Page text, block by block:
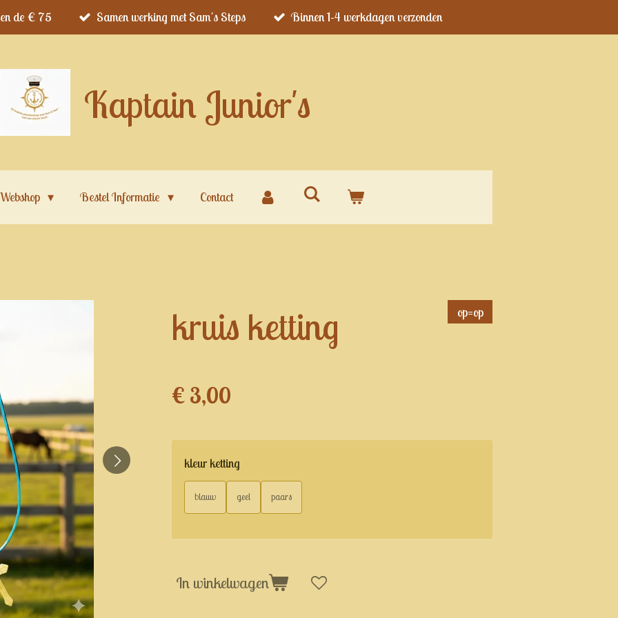
de € 75 Samen werking met Sam's Steps Binnen 1-4 werkdagen verzonden
Kaptain Junior's
Bestel Informatie Contact
kruis ketting op=op
€ 3,00
kleur ketting
blauw geel paars
In winkelwagen